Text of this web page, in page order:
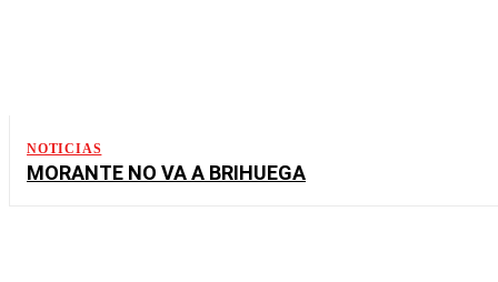
NOTICIAS
MORANTE NO VA A BRIHUEGA